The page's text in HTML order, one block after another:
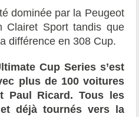
dominée par la Peugeot
Clairet Sport tandis que
différence en 308 Cup.
Cup Series s’est
plus de 100 voitures
Paul Ricard. Tous les
déjà tournés vers la